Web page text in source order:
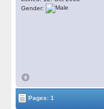
Gender:
Pages: 1